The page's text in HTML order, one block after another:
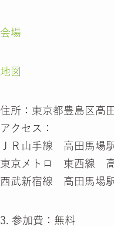
会場
地図
住所：東京都豊島区高
アクセス：
ＪＲ山手線 高田馬場
東京メトロ 東西線
西武新宿線 高田馬場
3. 参加費：無料